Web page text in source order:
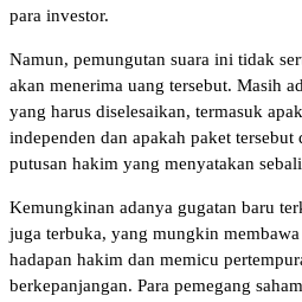
para investor.
Namun, pemungutan suara ini tidak
akan menerima uang tersebut. Masih
yang harus diselesaikan, termasuk
independen dan apakah paket tersebut
putusan hakim yang menyatakan
Kemungkinan adanya gugatan baru
juga terbuka, yang mungkin
hadapan hakim dan memicu
berkepanjangan. Para pemegang